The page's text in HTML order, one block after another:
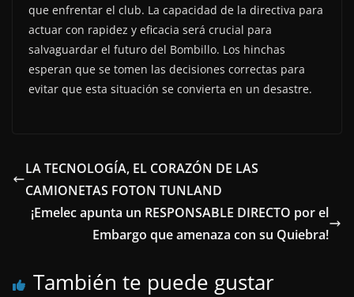
que enfrentar el club. La capacidad de la directiva para
actuar con rapidez y eficacia será crucial para
salvaguardar el futuro del Bombillo. Los hinchas
esperan que se tomen las decisiones correctas para
evitar que esta situación se convierta en un desastre.
LA TECNOLOGÍA, EL CORAZÓN DE LAS
CAMIONETAS FOTON TUNLAND
¡Emelec apunta un RESPONSABLE DIRECTO por el
Embargo que amenaza con su Quiebra!
También te puede gustar